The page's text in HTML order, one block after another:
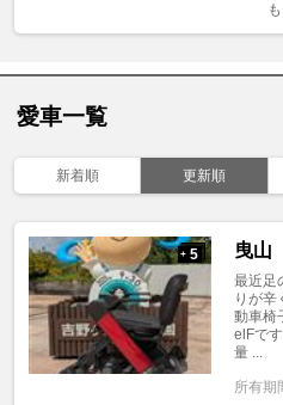
愛車一覧
新着順 更新順
+ 5 曳山
最近足
りが辛
動車椅
elFで
量 ...
所有期